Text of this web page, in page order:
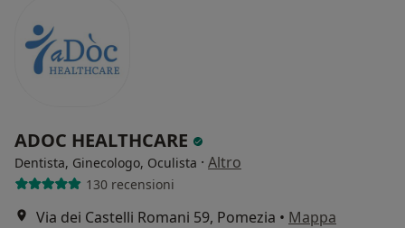
ADOC HEALTHCARE
Dentista, Ginecologo, Oculista · Altro
130 recensioni
Via dei Castelli Romani 59, Pomezia • Mappa